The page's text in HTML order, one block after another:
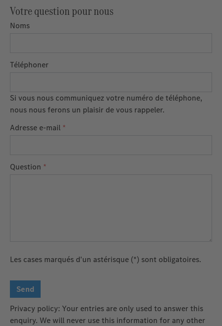
Votre question pour nous
Noms
Téléphoner
Si vous nous communiquez votre numéro de téléphone,
nous nous ferons un plaisir de vous rappeler.
Adresse e-mail *
Question *
Les cases marqués d'un astérisque (*) sont obligatoires.
Send
Privacy policy: Your entries are only used to answer this
enquiry. We will never use this information for any other